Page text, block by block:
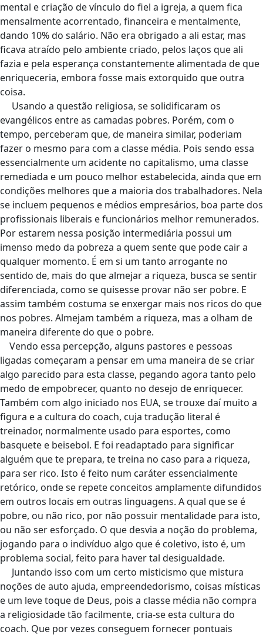
mental e criação de vínculo do fiel a igreja, a quem fica
mensalmente acorrentado, financeira e mentalmente,
dando 10% do salário. Não era obrigado a ali estar, mas
ficava atraído pelo ambiente criado, pelos laços que ali
fazia e pela esperança constantemente alimentada de que
enriqueceria, embora fosse mais extorquido que outra
coisa.
Usando a questão religiosa, se solidificaram os
evangélicos entre as camadas pobres. Porém, com o
tempo, perceberam que, de maneira similar, poderiam
fazer o mesmo para com a classe média. Pois sendo essa
essencialmente um acidente no capitalismo, uma classe
remediada e um pouco melhor estabelecida, ainda que em
condições melhores que a maioria dos trabalhadores. Nela
se incluem pequenos e médios empresários, boa parte dos
profissionais liberais e funcionários melhor remunerados.
Por estarem nessa posição intermediária possui um
imenso medo da pobreza a quem sente que pode cair a
qualquer momento. É em si um tanto arrogante no
sentido de, mais do que almejar a riqueza, busca se sentir
diferenciada, como se quisesse provar não ser pobre. E
assim também costuma se enxergar mais nos ricos do que
nos pobres. Almejam também a riqueza, mas a olham de
maneira diferente do que o pobre.
Vendo essa percepção, alguns pastores e pessoas
ligadas começaram a pensar em uma maneira de se criar
algo parecido para esta classe, pegando agora tanto pelo
medo de empobrecer, quanto no desejo de enriquecer.
Também com algo iniciado nos EUA, se trouxe daí muito a
figura e a cultura do coach, cuja tradução literal é
treinador, normalmente usado para esportes, como
basquete e beisebol. E foi readaptado para significar
alguém que te prepara, te treina no caso para a riqueza,
para ser rico. Isto é feito num caráter essencialmente
retórico, onde se repete conceitos amplamente difundidos
em outros locais em outras linguagens. A qual que se é
pobre, ou não rico, por não possuir mentalidade para isto,
ou não ser esforçado. O que desvia a noção do problema,
jogando para o indivíduo algo que é coletivo, isto é, um
problema social, feito para haver tal desigualdade.
Juntando isso com um certo misticismo que mistura
noções de auto ajuda, empreendedorismo, coisas místicas
e um leve toque de Deus, pois a classe média não compra
a religiosidade tão facilmente, cria-se esta cultura do
coach. Que por vezes conseguem fornecer pontuais